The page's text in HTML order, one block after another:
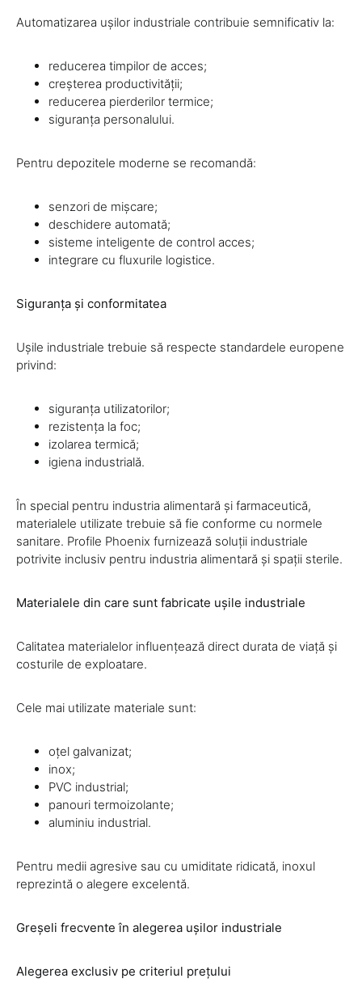
Automatizarea ușilor industriale contribuie semnificativ la:
reducerea timpilor de acces;
creșterea productivității;
reducerea pierderilor termice;
siguranța personalului.
Pentru depozitele moderne se recomandă:
senzori de mișcare;
deschidere automată;
sisteme inteligente de control acces;
integrare cu fluxurile logistice.
Siguranța și conformitatea
Ușile industriale trebuie să respecte standardele europene
privind:
siguranța utilizatorilor;
rezistența la foc;
izolarea termică;
igiena industrială.
În special pentru industria alimentară și farmaceutică,
materialele utilizate trebuie să fie conforme cu normele
sanitare. Profile Phoenix furnizează soluții industriale
potrivite inclusiv pentru industria alimentară și spații sterile.
Materialele din care sunt fabricate ușile industriale
Calitatea materialelor influențează direct durata de viață și
costurile de exploatare.
Cele mai utilizate materiale sunt:
oțel galvanizat;
inox;
PVC industrial;
panouri termoizolante;
aluminiu industrial.
Pentru medii agresive sau cu umiditate ridicată, inoxul
reprezintă o alegere excelentă.
Greșeli frecvente în alegerea ușilor industriale
Alegerea exclusiv pe criteriul prețului